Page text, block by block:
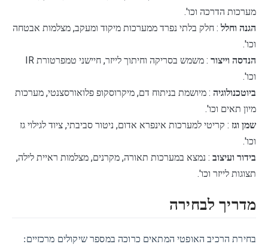
מערכות הדרכה וכו'.
הגנה וחלל : חלק בלתי נפרד ממערכות מיקוד ומעקב, מצלמות אבטחה
וכו'.
הנדסה וייצור
: משמש בסריקה וחיתוך לייזר, חיישני טמפרטורת IR
וכו'.
ביוטכנולוגיה : מיושמת בניתוח דם, מיקרוסקופ פלואורסצנטי, מערכות
מיון תאים וכו'.
שמן וגז : קריטי למערכות אינפרא אדום, ניטור סביבתי, ציוד לגילוי גז
וכו'.
בידור ועיצוב : נמצא במערכות תאורה, מקרנים, מצלמות ראיית לילה,
תצוגות לייזר וכו'.
מדריך לבחירה
בחירת הרכיב האופטי המתאים כרוכה במספר שיקולים מרכזיים: